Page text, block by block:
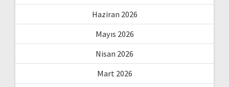
Haziran 2026
Mayıs 2026
Nisan 2026
Mart 2026